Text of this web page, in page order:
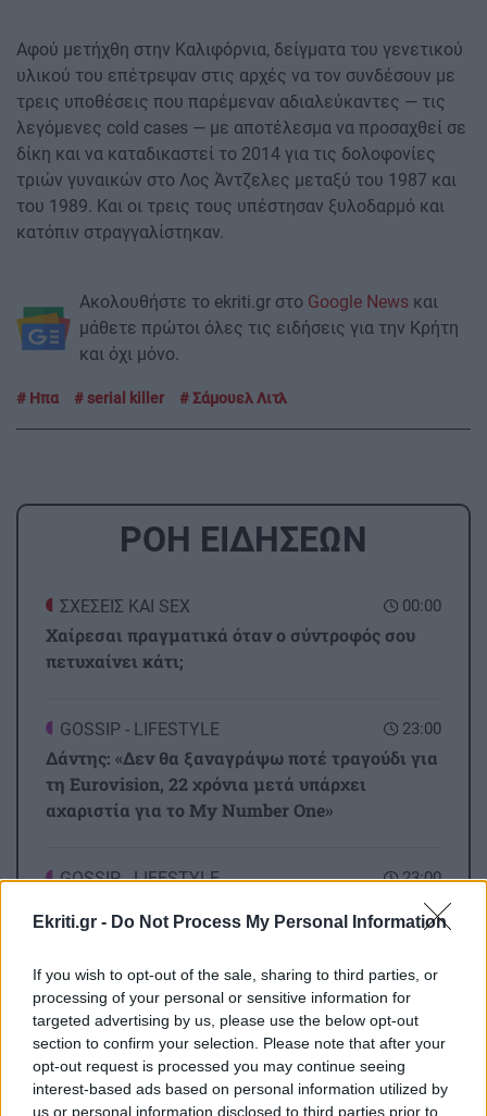
Ekriti.gr - Do Not Process My Personal Information
If you wish to opt-out of the sale, sharing to third parties, or
processing of your personal or sensitive information for
targeted advertising by us, please use the below opt-out
section to confirm your selection. Please note that after your
opt-out request is processed you may continue seeing
interest-based ads based on personal information utilized by
us or personal information disclosed to third parties prior to
Αφού μετήχθη στην Καλιφόρνια, δείγματα του γενετικού
υλικού του επέτρεψαν στις αρχές να τον συνδέσουν με
τρεις υποθέσεις που παρέμεναν αδιαλεύκαντες — τις
λεγόμενες cold cases — με αποτέλεσμα να προσαχθεί σε
δίκη και να καταδικαστεί το 2014 για τις δολοφονίες
τριών γυναικών στο Λος Άντζελες μεταξύ του 1987 και
του 1989. Και οι τρεις τους υπέστησαν ξυλοδαρμό και
κατόπιν στραγγαλίστηκαν.
Ακολουθήστε το ekriti.gr στο Google News και
μάθετε πρώτοι όλες τις ειδήσεις για την Κρήτη
και όχι μόνο.
Ηπα serial killer Σάμουελ Λιτλ
ΡΟΗ ΕΙΔΗΣΕΩΝ
00:00
ΣΧΕΣΕΙΣ ΚΑΙ SEX
Χαίρεσαι πραγματικά όταν ο σύντροφός σου
πετυχαίνει κάτι;
23:00
GOSSIP - LIFESTYLE
Δάντης: «Δεν θα ξαναγράψω ποτέ τραγούδι για
τη Eurovision, 22 χρόνια μετά υπάρχει
αχαριστία για το My Number One»
23:00
GOSSIP - LIFESTYLE
Ο Τζέιμς Κάμερον φαίνεται έτοιμος να αφήσει
πίσω του το «Avatar»
22:46
ΟΙΚΟΝΟΜΙΑ
Συντάξεις Σεπτεμβρίου 2026: Αυτές είναι οι
ημερομηνίες καταβολής τους
Όλες οι ειδήσεις